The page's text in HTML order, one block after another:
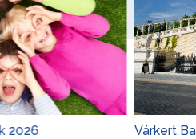
Várkert Bazár